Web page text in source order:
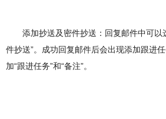
添加抄送及密件抄送：回复邮件中可以
件抄送”。成功回复邮件后会出现添加跟进
加“跟进任务”和“备注”。